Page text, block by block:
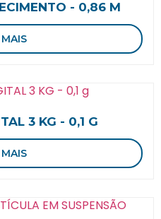
- 0,86 M
3 KG - 0,1 G